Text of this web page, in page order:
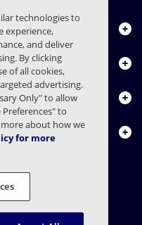
Legal
Responsable
technologies to
experience,
and deliver
By clicking
of all cookies,
advertising.
Only" to allow
to
about how we
for more